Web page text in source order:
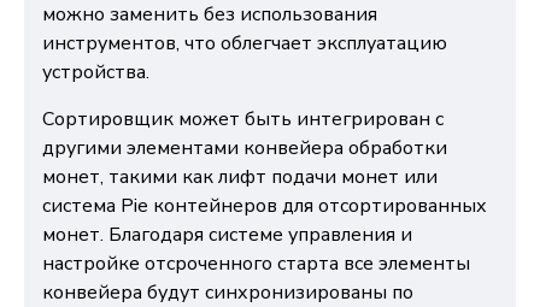
можно заменить без использования
инструментов, что облегчает эксплуатацию
устройства.
Сортировщик может быть интегрирован с
другими элементами конвейера обработки
монет, такими как лифт подачи монет или
система Pie контейнеров для отсортированных
монет. Благодаря системе управления и
настройке отсроченного старта все элементы
конвейера будут синхронизированы по